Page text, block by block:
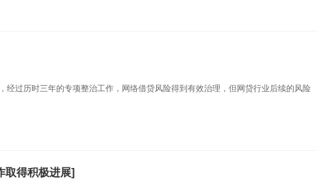
经过历时三年的专项整治工作，网络借贷风险得到有效治理，但网贷行业后续的风险
取得积极进展]